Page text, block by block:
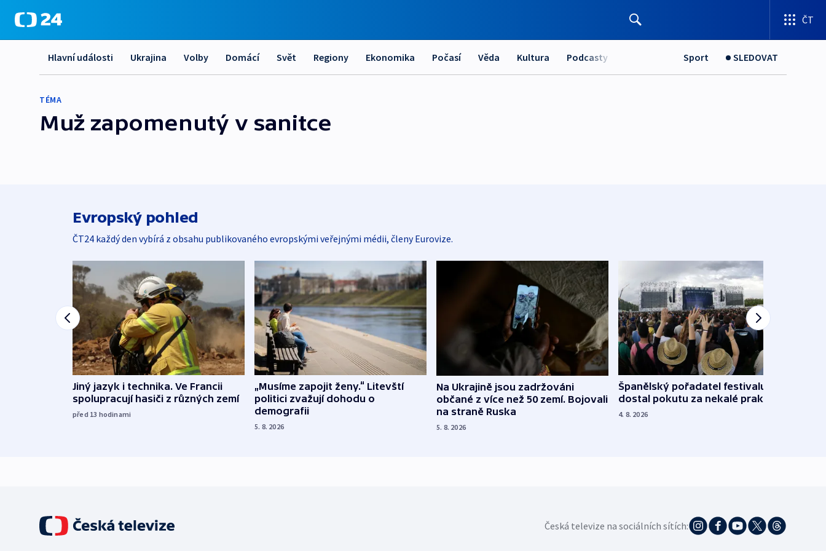
ČT
Hlavní události Ukrajina Volby Domácí Svět Regiony Ekonomika Počasí Věda Kultura Podcasty Sport SLEDOVAT
TÉMA
Muž zapomenutý v sanitce
Evropský pohled
ČT24 každý den vybírá z obsahu publikovaného evropskými veřejnými médii, členy Eurovize.
Jiný jazyk i technika. Ve Francii
spolupracují hasiči z různých zemí
před 13 hodinami
„Musíme zapojit ženy.“ Litevští
politici zvažují dohodu o
demografii
5. 8. 2026
Na Ukrajině jsou zadržováni
občané z více než 50 zemí. Bojovali
na straně Ruska
5. 8. 2026
Španělský pořadatel festivalu
dostal pokutu za nekalé praktiky
4. 8. 2026
Česká televize na sociálních sítích: